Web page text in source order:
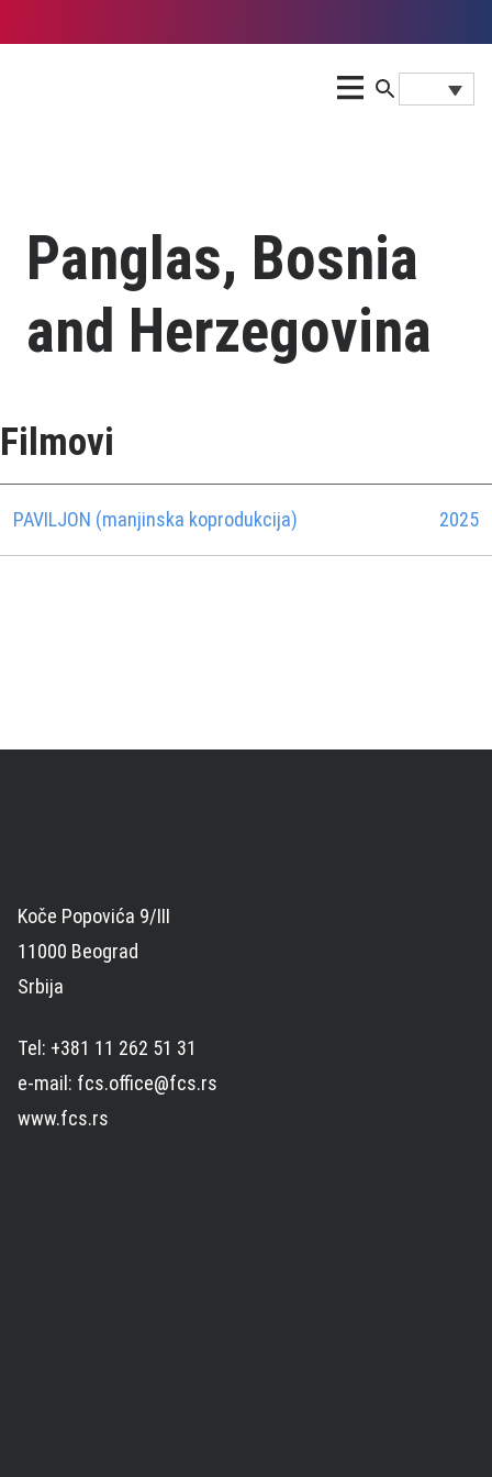
Panglas, Bosnia
and Herzegovina
Filmovi
PAVILJON (manjinska koprodukcija) 2025
Koče Popovića 9/III
11000 Beograd
Srbija
Tel: +381 11 262 51 31
e-mail: fcs.office@fcs.rs
www.fcs.rs